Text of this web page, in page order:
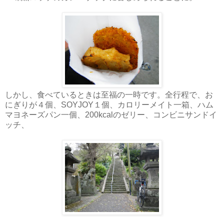
しかし、食べているときは至福の一時です。全行程で、お
にぎりが４個、SOYJOY１個、カロリーメイト一箱、ハム
マヨネーズパン一個、200kcalのゼリー、コンビニサンドイ
ッチ、